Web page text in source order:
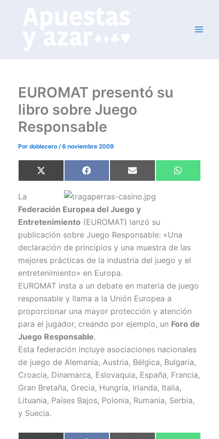
EUROMAT presentó su
libro sobre Juego
Responsable
Pordoblecero/6 noviembre 2009
Compartir
en
X
(
t
t
e
)
Compartir
en
F
a
e
b
o
o
k
Compartir
en
E
m
i
l
Compartir
en
W
h
La
Federación Europea del Juego y
Entretenimiento (EUROMAT) lanzó su
publicación sobre Juego Responsable: «Una
declaración de principios y una muestra de las
mejores prácticas de la industria del juego y el
entretenimiento» en Europa.
EUROMAT insta a un debate en materia de juego
responsable y llama a la Unión Europea a
proporcionar una mayor protección y atención
para el jugador, creando por ejemplo, un Foro de
Juego Responsable.
Esta federación incluye asociaciones nacionales
de juego de Alemania, Austria, Bélgica, Bulgaria,
Croacia, Dinamarca, Eslovaquia, España, Francia,
Gran Bretaña, Grecia, Hungría, Irlanda, Italia,
Lituania, Países Bajos, Polonia, Rumania, Serbia,
y Suecia.